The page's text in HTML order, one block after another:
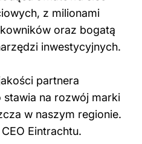
z milionami
oraz bogatą
inwestycyjnych.
partnera
na rozwój marki
w naszym regionie.
Eintrachtu.